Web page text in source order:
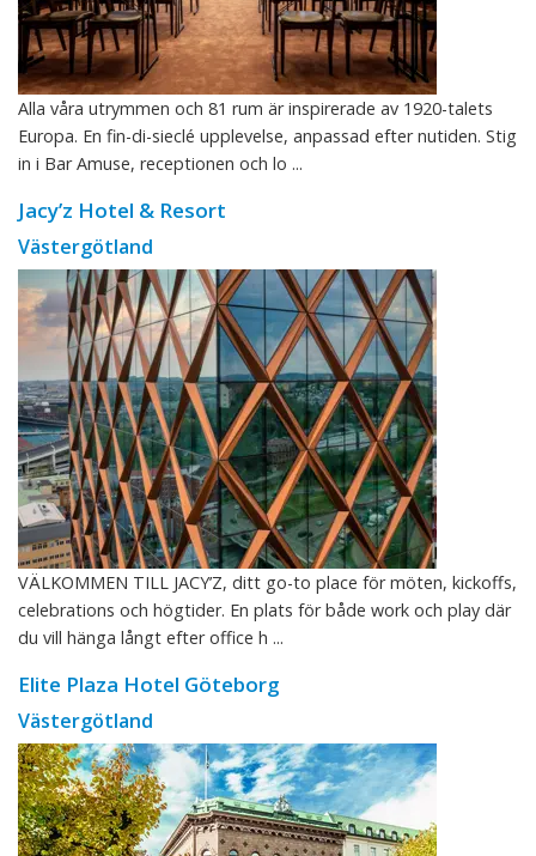
Alla våra utrymmen och 81 rum är inspirerade av 1920-talets
Europa. En fin-di-sieclé upplevelse, anpassad efter nutiden. Stig
in i Bar Amuse, receptionen och lo ...
Jacy’z Hotel & Resort
Västergötland
VÄLKOMMEN TILL JACY’Z, ditt go-to place för möten, kickoffs,
celebrations och högtider. En plats för både work och play där
du vill hänga långt efter office h ...
Elite Plaza Hotel Göteborg
Västergötland